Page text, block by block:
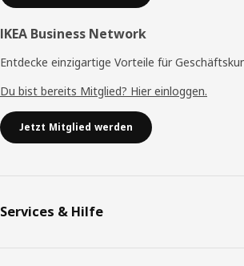
IKEA Business Network
Entdecke einzigartige Vorteile für
Du bist bereits Mitglied? Hier einloggen.
Jetzt Mitglied werden
Services & Hilfe